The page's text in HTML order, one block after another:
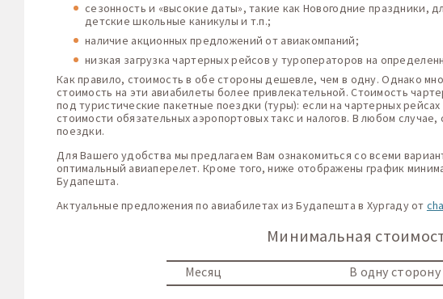
сезонность и «высокие даты», такие как Новогодние
детские школьные каникулы и т.п.;
наличие акционных предложений от авиакомпаний;
низкая загрузка чартерных рейсов у туроператоров на
Как правило, стоимость в обе стороны дешевле, чем в одну. Однако
стоимость на эти авиабилеты более привлекательной. Стоимость
под туристические пакетные поездки (туры): если на чартерных
стоимости обязательных аэропортовых такс и налогов. В любом
поездки.
Для Вашего удобства мы предлагаем Вам ознакомиться со всеми
оптимальный авиаперелет. Кроме того, ниже отображены график
Будапешта.
Актуальные предложения по авиабилетах из Будапешта в Хургаду от
Минимальная
Месяц В одну сторону